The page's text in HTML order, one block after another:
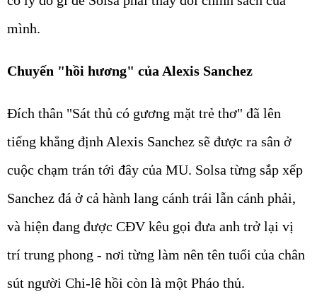
mình.
Chuyến "hồi hương" của Alexis Sanchez
Đích thân "Sát thủ có gương mặt trẻ thơ" đã lên
tiếng khẳng định Alexis Sanchez sẽ được ra sân ở
cuộc chạm trán tới đây của MU. Solsa từng sắp xếp
Sanchez đá ở cả hành lang cánh trái lẫn cánh phải,
và hiện đang được CĐV kêu gọi đưa anh trở lại vị
trí trung phong - nơi từng làm nên tên tuổi của chân
sút người Chi-lê hồi còn là một Pháo thủ.